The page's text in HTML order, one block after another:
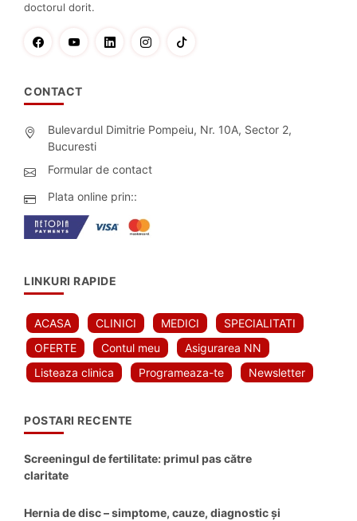
doctorul dorit.
CONTACT
Bulevardul Dimitrie Pompeiu, Nr. 10A, Sector 2,
Bucuresti
Formular de contact
Plata online prin::
LINKURI RAPIDE
ACASA CLINICI MEDICI
SPECIALITATI
OFERTE
Contul meu
Asigurarea NN
Listeaza clinica
Programeaza-te Newsletter
POSTARI RECENTE
Screeningul de fertilitate: primul pas către
claritate
Hernia de disc – simptome, cauze, diagnostic și